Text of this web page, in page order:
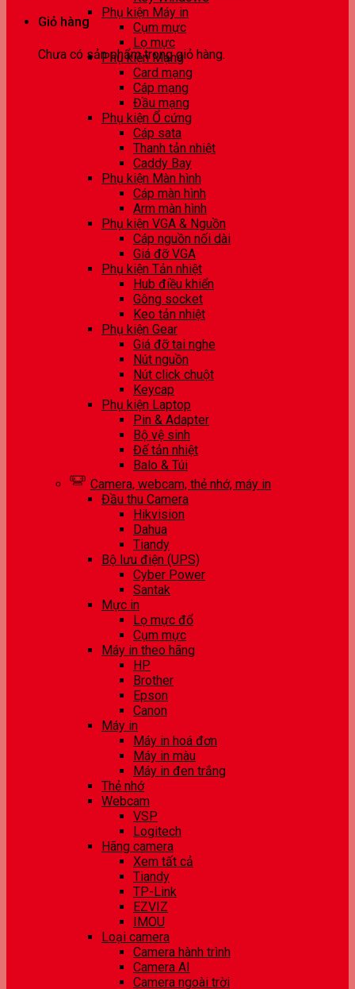
Giỏ hàng
Chưa có sản phẩm trong giỏ hàng.
Phụ kiện Máy in
Cụm mực
Lọ mực
Phụ kiện Mạng
Card mạng
Cáp mạng
Đầu mạng
Phụ kiện Ổ cứng
Cáp sata
Thanh tản nhiệt
Caddy Bay
Phụ kiện Màn hình
Cáp màn hình
Arm màn hình
Phụ kiện VGA & Nguồn
Cáp nguồn nối dài
Giá đỡ VGA
Phụ kiện Tản nhiệt
Hub điều khiển
Gông socket
Keo tản nhiệt
Phụ kiện Gear
Giá đỡ tai nghe
Nút nguồn
Nút click chuột
Keycap
Phụ kiện Laptop
Pin & Adapter
Bộ vệ sinh
Đế tản nhiệt
Balo & Túi
Camera, webcam, thẻ nhớ, máy in
Đầu thu Camera
Hikvision
Dahua
Tiandy
Bộ lưu điện (UPS)
Cyber Power
Santak
Mực in
Lọ mực đổ
Cụm mực
Máy in theo hãng
HP
Brother
Epson
Canon
Máy in
Máy in hoá đơn
Máy in màu
Máy in đen trắng
Thẻ nhớ
Webcam
VSP
Logitech
Hãng camera
Xem tất cả
Tiandy
TP-Link
EZVIZ
IMOU
Loại camera
Camera hành trình
Camera AI
Camera ngoài trời